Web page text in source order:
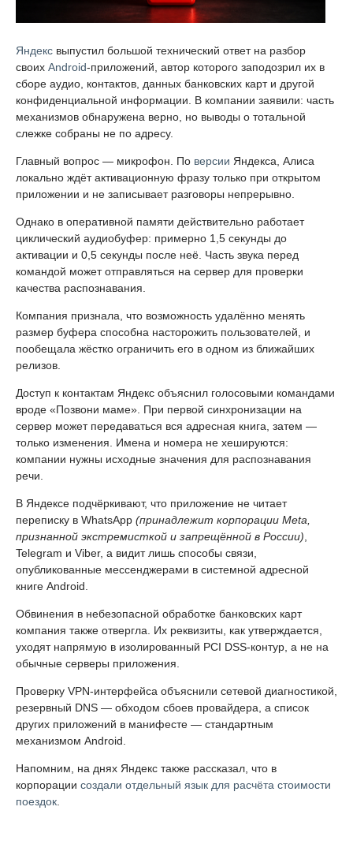
Яндекс выпустил большой технический ответ на разбор
своих Android-приложений, автор которого заподозрил их в
сборе аудио, контактов, данных банковских карт и другой
конфиденциальной информации. В компании заявили: часть
механизмов обнаружена верно, но выводы о тотальной
слежке собраны не по адресу.
Главный вопрос — микрофон. По версии Яндекса, Алиса
локально ждёт активационную фразу только при открытом
приложении и не записывает разговоры непрерывно.
Однако в оперативной памяти действительно работает
циклический аудиобуфер: примерно 1,5 секунды до
активации и 0,5 секунды после неё. Часть звука перед
командой может отправляться на сервер для проверки
качества распознавания.
Компания признала, что возможность удалённо менять
размер буфера способна насторожить пользователей, и
пообещала жёстко ограничить его в одном из ближайших
релизов.
Доступ к контактам Яндекс объяснил голосовыми командами
вроде «Позвони маме». При первой синхронизации на
сервер может передаваться вся адресная книга, затем —
только изменения. Имена и номера не хешируются:
компании нужны исходные значения для распознавания
речи.
В Яндексе подчёркивают, что приложение не читает
переписку в WhatsApp (принадлежит корпорации Meta,
признанной экстремисткой и запрещённой в России),
Telegram и Viber, а видит лишь способы связи,
опубликованные мессенджерами в системной адресной
книге Android.
Обвинения в небезопасной обработке банковских карт
компания также отвергла. Их реквизиты, как утверждается,
уходят напрямую в изолированный PCI DSS-контур, а не на
обычные серверы приложения.
Проверку VPN-интерфейса объяснили сетевой диагностикой,
резервный DNS — обходом сбоев провайдера, а список
других приложений в манифесте — стандартным
механизмом Android.
Напомним, на днях Яндекс также рассказал, что в
корпорации создали отдельный язык для расчёта стоимости
поездок.